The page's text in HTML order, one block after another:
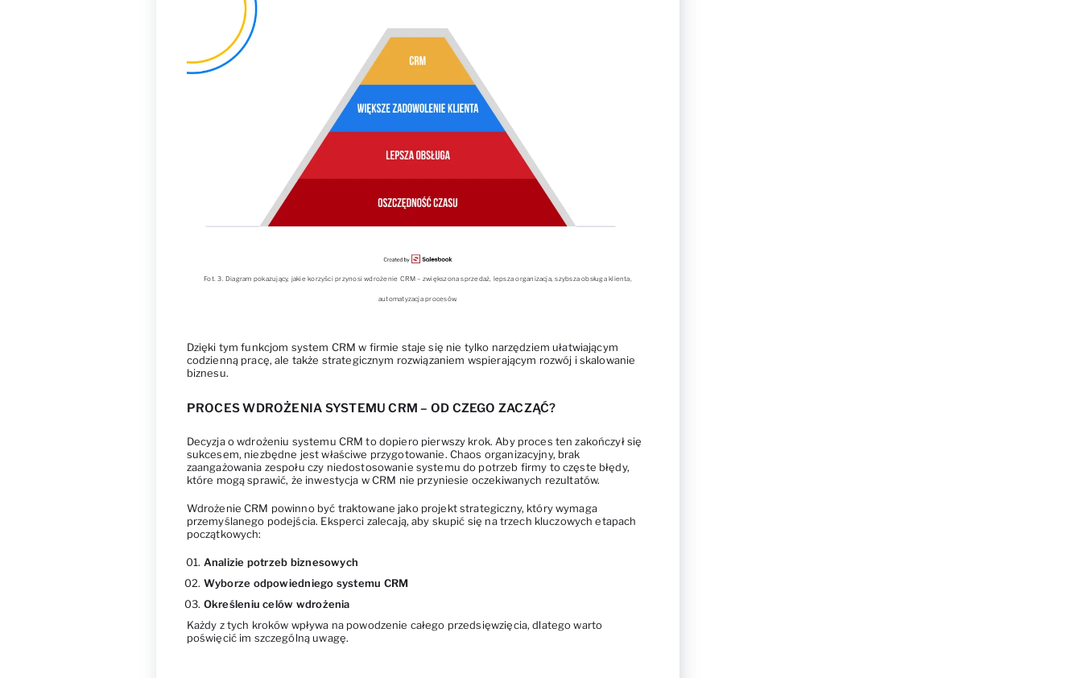
Fot. 3. Diagram pokazujący, jakie korzyści przynosi wdrożenie CRM – zwiększona sprzedaż, lepsza organizacja, szybsza obsługa klienta,
automatyzacja procesów.
Dzięki tym funkcjom system CRM w firmie staje się nie tylko narzędziem ułatwiającym
codzienną pracę, ale także strategicznym rozwiązaniem wspierającym rozwój i skalowanie
biznesu.
PROCES WDROŻENIA SYSTEMU CRM – OD CZEGO ZACZĄĆ?
Decyzja o wdrożeniu systemu CRM to dopiero pierwszy krok. Aby proces ten zakończył się
sukcesem, niezbędne jest właściwe przygotowanie. Chaos organizacyjny, brak
zaangażowania zespołu czy niedostosowanie systemu do potrzeb firmy to częste błędy,
które mogą sprawić, że inwestycja w CRM nie przyniesie oczekiwanych rezultatów.
Wdrożenie CRM powinno być traktowane jako projekt strategiczny, który wymaga
przemyślanego podejścia. Eksperci zalecają, aby skupić się na trzech kluczowych etapach
początkowych:
Analizie potrzeb biznesowych
Wyborze odpowiedniego systemu CRM
Określeniu celów wdrożenia
Każdy z tych kroków wpływa na powodzenie całego przedsięwzięcia, dlatego warto
poświęcić im szczególną uwagę.